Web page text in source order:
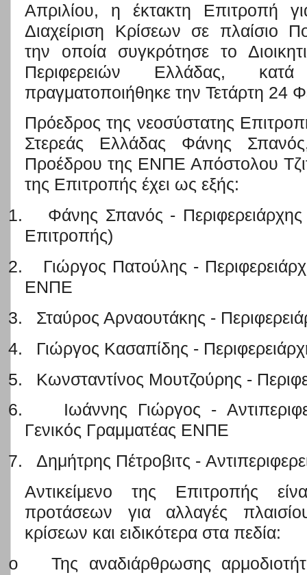
Απριλίου, η έκτακτη Επιτροπή
Διαχείριση Κρίσεων σε πλαίσιο
την οποία συγκρότησε το
Περιφερειών Ελλάδας,
πραγματοποιήθηκε την Τετάρτη 24
Πρόεδρος της νεοσύστατης
Στερεάς Ελλάδας Φάνης
Προέδρου της ΕΝΠΕ Απόστολου
της Επιτροπής έχει ως εξής:
1.
Φάνης Σπανός -
Επιτροπής)
2.
Γιώργος Πατούλης -
ΕΝΠΕ
3.
Σταύρος Αρναουτάκης -
4.
Γιώργος Κασαπίδης -
5.
Κωνσταντίνος Μουτζούρης -
6.
Ιωάννης Γιώργος -
Γενικός Γραμματέας ΕΝΠΕ
7.
Δημήτρης Πέτροβιτς -
Αντικείμενο της Επιτροπής
προτάσεων για αλλαγές
κρίσεων και ειδικότερα στα πεδία:
o
Της αναδιάρθρωσης